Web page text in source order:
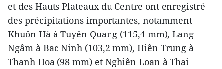
et des Hauts Plateaux du Centre ont enregistré
des précipitations importantes, notamment
Khuôn Hà à Tuyên Quang (115,4 mm), Lang
Ngâm à Bac Ninh (103,2 mm), Hiên Trung à
Thanh Hoa (98 mm) et Nghiên Loan à Thai